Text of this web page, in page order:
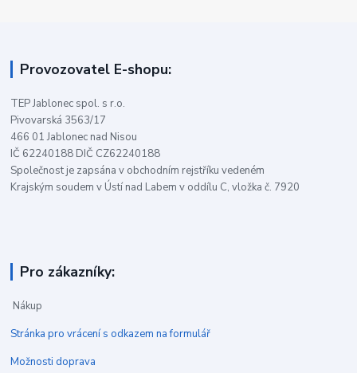
Provozovatel E-shopu:
TEP Jablonec spol. s r.o.
Pivovarská 3563/17
466 01 Jablonec nad Nisou
IČ 62240188 DIČ CZ62240188
Společnost je zapsána v obchodním rejstříku vedeném
Krajským soudem v Ústí nad Labem v oddílu C, vložka č. 7920
Pro zákazníky:
Nákup
Stránka pro vrácení s odkazem na formulář
Možnosti doprava